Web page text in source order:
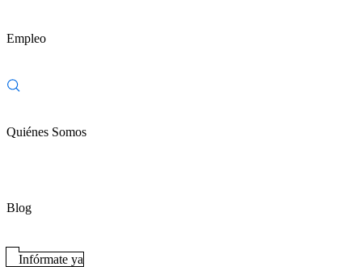
Empleo
Quiénes Somos
Blog
Infórmate ya